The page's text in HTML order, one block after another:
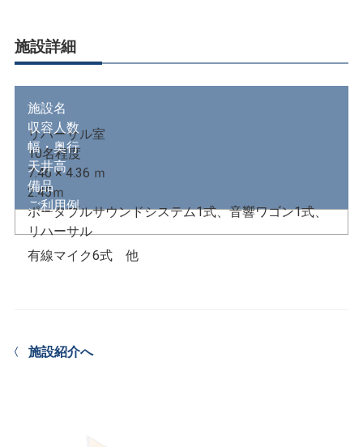
施設詳細
施設名
リハーサル室
収容人数
10名程度
幅・奥行
7.46 × 4.36 ｍ
天井高
2.45ｍ
備品
ポータブルサウンドシステム1式、音響ワゴン1式、
有線マイク6式 他
ご利用例
リハーサル
施設紹介へ